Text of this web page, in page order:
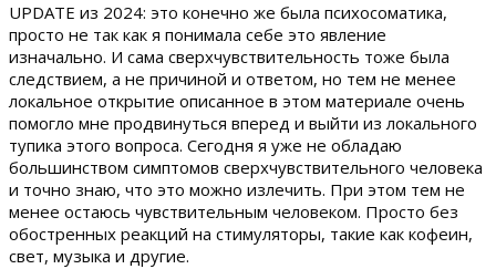
UPDATE из 2024: это конечно же была психосоматика,
просто не так как я понимала себе это явление
изначально. И сама сверхчувствительность тоже была
следствием, а не причиной и ответом, но тем не менее
локальное открытие описанное в этом материале очень
помогло мне продвинуться вперед и выйти из локального
тупика этого вопроса. Сегодня я уже не обладаю
большинством симптомов сверхчувствительного человека
и точно знаю, что это можно излечить. При этом тем не
менее остаюсь чувствительным человеком. Просто без
обостренных реакций на стимуляторы, такие как кофеин,
свет, музыка и другие.